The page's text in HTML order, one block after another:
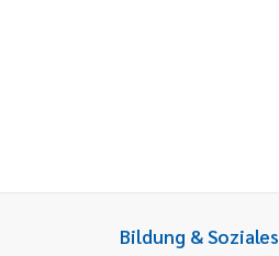
Bildung & Soziales